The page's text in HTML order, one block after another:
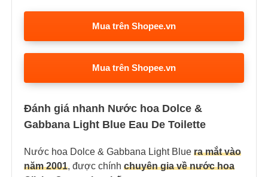
Mua trên Shopee.vn
Mua trên Shopee.vn
Đánh giá nhanh Nước hoa Dolce &
Gabbana Light Blue Eau De Toilette
Nước hoa Dolce & Gabbana Light Blue ra mắt vào
năm 2001, được chính chuyên gia về nước hoa